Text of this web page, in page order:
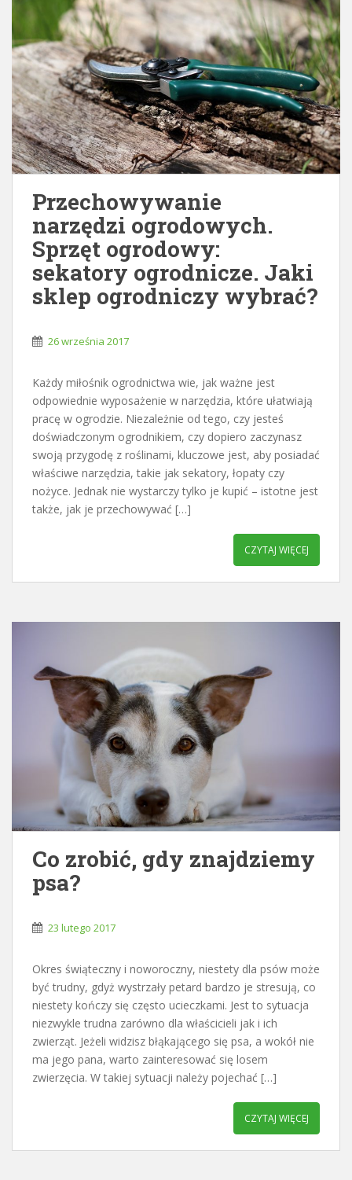
Przechowywanie
narzędzi ogrodowych.
Sprzęt ogrodowy:
sekatory ogrodnicze. Jaki
sklep ogrodniczy wybrać?
26 września 2017
Każdy miłośnik ogrodnictwa wie, jak ważne jest
odpowiednie wyposażenie w narzędzia, które ułatwiają
pracę w ogrodzie. Niezależnie od tego, czy jesteś
doświadczonym ogrodnikiem, czy dopiero zaczynasz
swoją przygodę z roślinami, kluczowe jest, aby posiadać
właściwe narzędzia, takie jak sekatory, łopaty czy
nożyce. Jednak nie wystarczy tylko je kupić – istotne jest
także, jak je przechowywać […]
CZYTAJ WIĘCEJ
Co zrobić, gdy znajdziemy
psa?
23 lutego 2017
Okres świąteczny i noworoczny, niestety dla psów może
być trudny, gdyż wystrzały petard bardzo je stresują, co
niestety kończy się często ucieczkami. Jest to sytuacja
niezwykle trudna zarówno dla właścicieli jak i ich
zwierząt. Jeżeli widzisz błąkającego się psa, a wokół nie
ma jego pana, warto zainteresować się losem
zwierzęcia. W takiej sytuacji należy pojechać […]
CZYTAJ WIĘCEJ